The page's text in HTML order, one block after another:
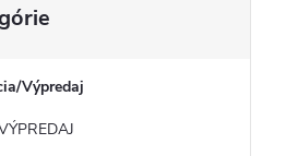
Výpredaj